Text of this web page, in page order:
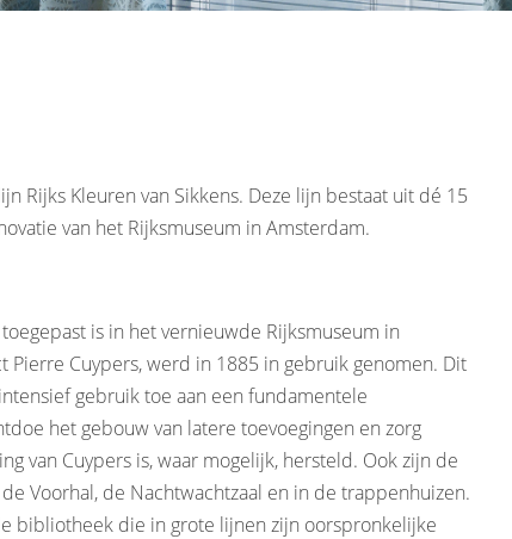
Rijks Kleuren van Sikkens. Deze lijn bestaat uit dé 15
van het Rijksmuseum in Amsterdam.
is in het vernieuwde Rijksmuseum in
Cuypers, werd in 1885 in gebruik genomen. Dit
gebruik toe aan een fundamentele
het gebouw van latere toevoegingen en zorg
van Cuypers is, waar mogelijk, hersteld. Ook zijn de
Voorhal, de Nachtwachtzaal en in de trappenhuizen.
bibliotheek die in grote lijnen zijn oorspronkelijke